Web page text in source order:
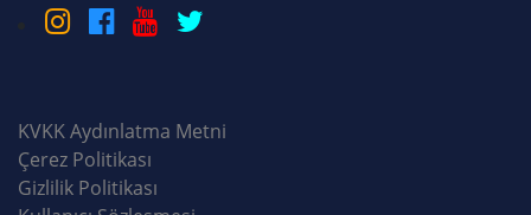
KVKK Aydınlatma Metni
Çerez Politikası
Gizlilik Politikası